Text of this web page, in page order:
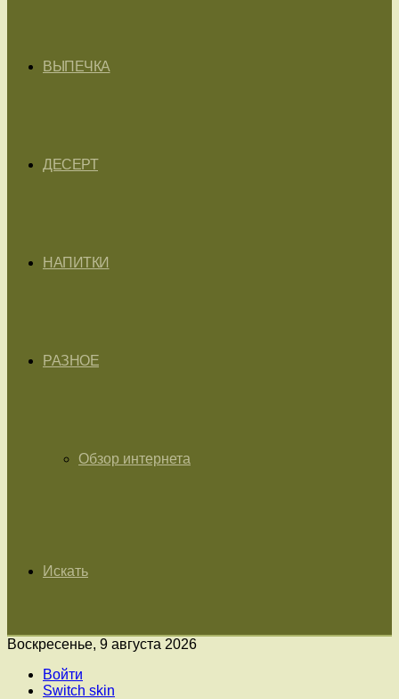
ВЫПЕЧКА
ДЕСЕРТ
НАПИТКИ
РАЗНОЕ
Обзор интернета
Искать
Воскресенье, 9 августа 2026
Войти
Switch skin